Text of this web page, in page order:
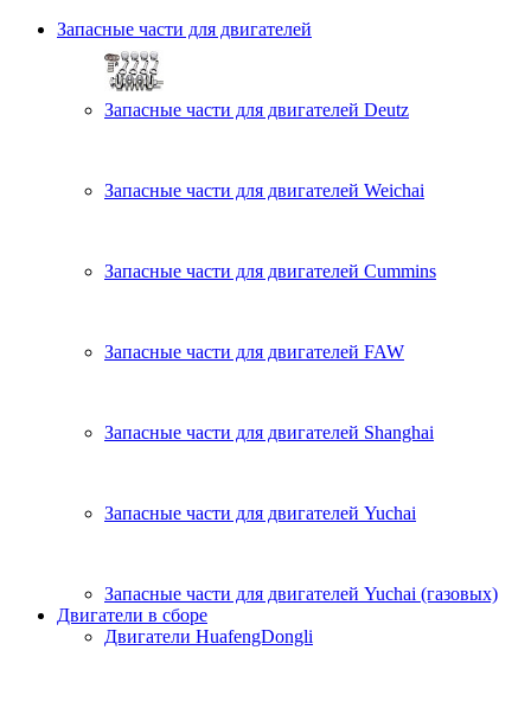
Запасные части для двигателей
Запасные части для двигателей Deutz
Запасные части для двигателей Weichai
Запасные части для двигателей Cummins
Запасные части для двигателей FAW
Запасные части для двигателей Shanghai
Запасные части для двигателей Yuchai
Запасные части для двигателей Yuchai (газовых)
Двигатели в сборе
Двигатели HuafengDongli